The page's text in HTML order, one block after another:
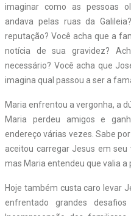
imaginar como as pessoas
andava pelas ruas da
reputação? Você acha que a
notícia de sua gravidez?
necessário? Você acha que
imagina qual passou a ser a
Maria enfrentou a vergonha, a
Maria perdeu amigos e
endereço várias vezes. Sabe
aceitou carregar Jesus em
mas Maria entendeu que valia a
Hoje também custa caro levar
enfrentado grandes